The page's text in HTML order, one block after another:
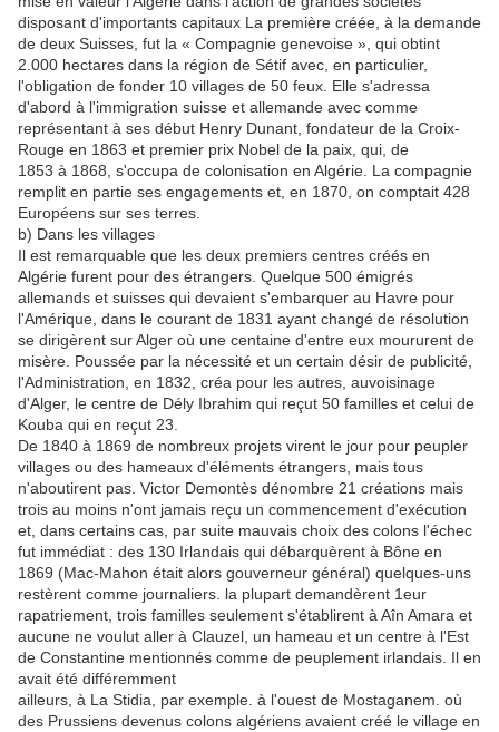
disposant d'importants capitaux La première créée, à la demande
de deux Suisses, fut la « Compagnie genevoise », qui obtint
2.000 hectares dans la région de Sétif avec, en particulier,
l'obligation de fonder 10 villages de 50 feux. Elle s'adressa
d'abord à l'immigration suisse et allemande avec comme
représentant à ses début Henry Dunant, fondateur de la Croix-
Rouge en 1863 et premier prix Nobel de la paix, qui, de
1853 à 1868, s'occupa de colonisation en Algérie. La compagnie
remplit en partie ses engagements et, en 1870, on comptait 428
Européens sur ses terres.
b) Dans les villages
Il est remarquable que les deux premiers centres créés en
Algérie furent pour des étrangers. Quelque 500 émigrés
allemands et suisses qui devaient s'embarquer au Havre pour
l'Amérique, dans le courant de 1831 ayant changé de résolution
se dirigèrent sur Alger où une centaine d'entre eux moururent de
misère. Poussée par la nécessité et un certain désir de publicité,
l'Administration, en 1832, créa pour les autres, auvoisinage
d'Alger, le centre de Dély Ibrahim qui reçut 50 familles et celui de
Kouba qui en reçut 23.
De 1840 à 1869 de nombreux projets virent le jour pour peupler
villages ou des hameaux d'éléments étrangers, mais tous
n'aboutirent pas. Victor Demontès dénombre 21 créations mais
trois au moins n'ont jamais reçu un commencement d'exécution
et, dans certains cas, par suite mauvais choix des colons l'échec
fut immédiat : des 130 Irlandais qui débarquèrent à Bône en
1869 (Mac-Mahon était alors gouverneur général) quelques-uns
restèrent comme journaliers. la plupart demandèrent 1eur
rapatriement, trois familles seulement s'établirent à Aîn Amara et
aucune ne voulut aller à Clauzel, un hameau et un centre à l'Est
de Constantine mentionnés comme de peuplement irlandais. Il en
avait été différemment
ailleurs, à La Stidia, par exemple. à l'ouest de Mostaganem. où
des Prussiens devenus colons algériens avaient créé le village en